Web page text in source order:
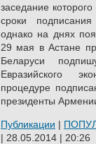
заседание
сроки
однако на днях
29 мая в Астане
Беларуси
Евразийского
процедуре
президенты
Публикации |
| 28.05.2014 | 20:26